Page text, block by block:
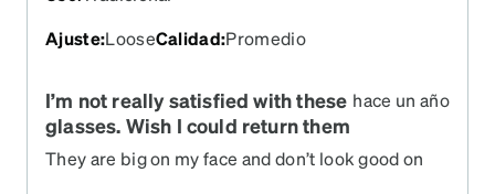
Ajuste:LooseCalidad:Promedio
I’m not really satisfied with these
glasses. Wish I could return them
hace un año
They are big on my face and don’t look good on